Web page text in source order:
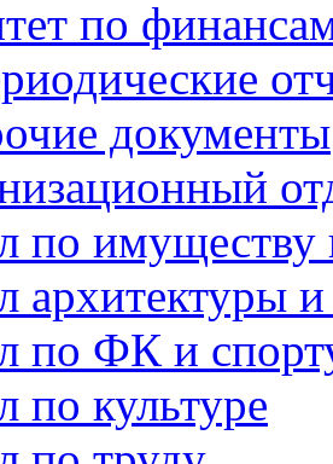
по
документы
по
архитектуры и
по ФК и
по культуре